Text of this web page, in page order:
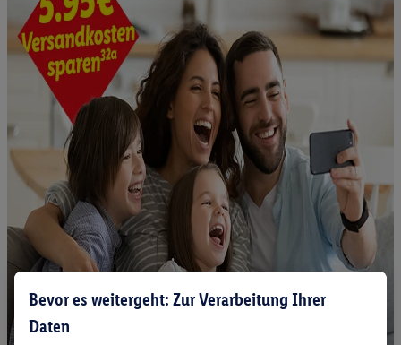
Bevor es weitergeht: Zur Verarbeitung Ihrer
Daten